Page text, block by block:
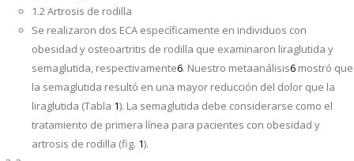
1.2 Artrosis de rodilla
Se realizaron dos ECA específicamente en individuos con
obesidad y osteoartritis de rodilla que examinaron liraglutida y
semaglutida, respectivamente6. Nuestro metaanálisis6 mostró que
la semaglutida resultó en una mayor reducción del dolor que la
liraglutida (Tabla 1). La semaglutida debe considerarse como el
tratamiento de primera línea para pacientes con obesidad y
artrosis de rodilla (fig. 1).